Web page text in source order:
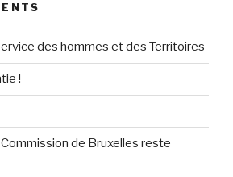
des hommes et des Territoires
!
de Bruxelles reste